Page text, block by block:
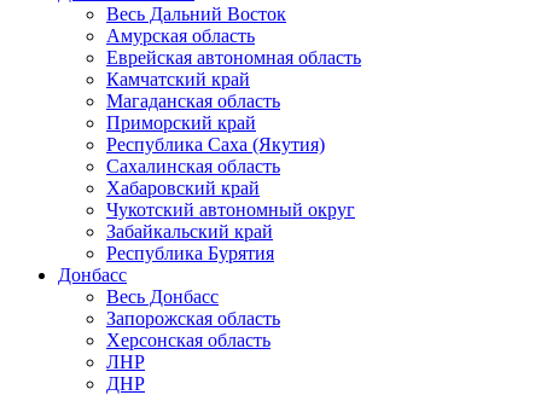
Весь Дальний Восток
Амурская область
Еврейская автономная область
Камчатский край
Магаданская область
Приморский край
Республика Саха (Якутия)
Сахалинская область
Хабаровский край
Чукотский автономный округ
Забайкальский край
Республика Бурятия
Донбасс
Весь Донбасс
Запорожская область
Херсонская область
ЛНР
ДНР